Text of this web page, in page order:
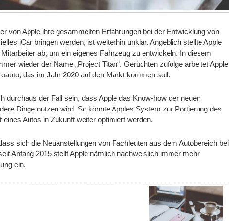
von Apple ihre gesammelten Erfahrungen bei der Entwicklung von
iCar bringen werden, ist weiterhin unklar. Angeblich stellte Apple
ab, um ein eigenes Fahrzeug zu entwickeln. In diesem
wieder der Name „Project Titan“. Gerüchten zufolge arbeitet Apple
das im Jahr 2020 auf den Markt kommen soll.
durchaus der Fall sein, dass Apple das Know-how der neuen
Dinge nutzen wird. So könnte Apples System zur Portierung des
eines Autos in Zukunft weiter optimiert werden.
sich die Neuanstellungen von Fachleuten aus dem Autobereich bei
Anfang 2015 stellt Apple nämlich nachweislich immer mehr
ein.